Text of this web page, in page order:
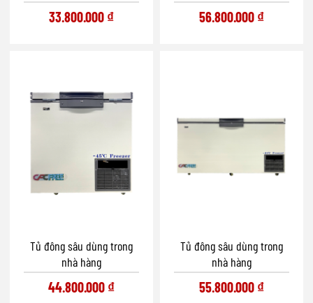
33.800.000 ₫ 56.800.000 ₫
Tủ đông sâu dùng trong
nhà hàng
44.800.000 ₫
Tủ đông sâu dùng trong
nhà hàng
55.800.000 ₫